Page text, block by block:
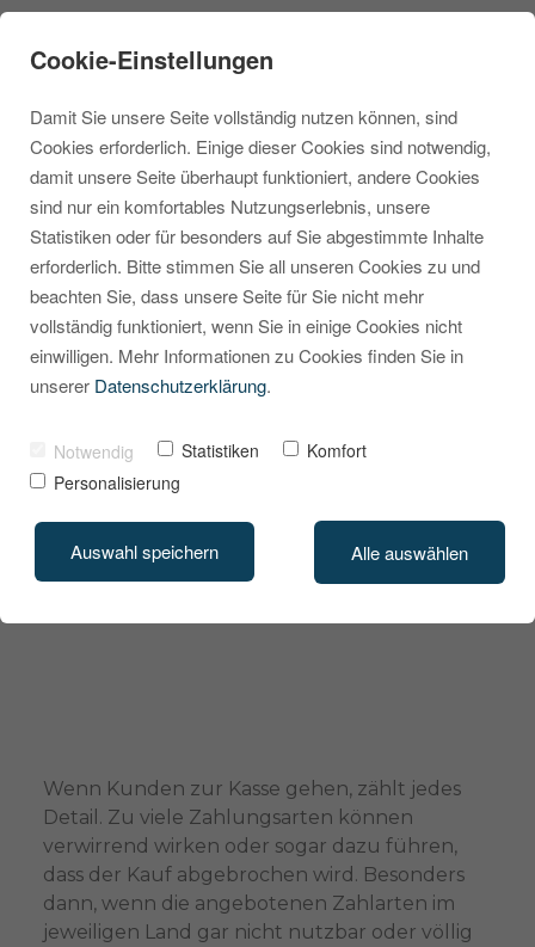
Immer passende
Zahlungsarten für
deine Kunden
VON MARCEL KRIPPENDORF
Wenn Kunden zur Kasse gehen, zählt jedes
Detail. Zu viele Zahlungsarten können
verwirrend wirken oder sogar dazu führen,
dass der Kauf abgebrochen wird. Besonders
dann, wenn die angebotenen Zahlarten im
jeweiligen Land gar nicht nutzbar oder völlig
Cookie-Einstellungen
Damit Sie unsere Seite vollständig nutzen können, sind
Cookies erforderlich. Einige dieser Cookies sind notwendig,
damit unsere Seite überhaupt funktioniert, andere Cookies
sind nur ein komfortables Nutzungserlebnis, unsere
Statistiken oder für besonders auf Sie abgestimmte Inhalte
erforderlich. Bitte stimmen Sie all unseren Cookies zu und
beachten Sie, dass unsere Seite für Sie nicht mehr
vollständig funktioniert, wenn Sie in einige Cookies nicht
einwilligen. Mehr Informationen zu Cookies finden Sie in
unserer Datenschutzerklärung.
Notwendig Statistiken
Komfort
Personalisierung
Auswahl speichern Alle auswählen